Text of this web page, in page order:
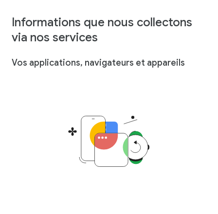
Informations que nous collectons
via nos services
Vos applications, navigateurs et appareils